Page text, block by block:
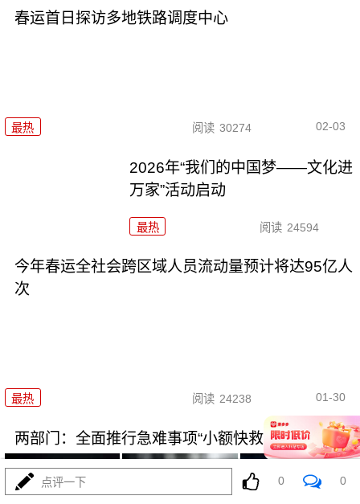
春运首日探访多地铁路调度中心
最热 阅读 30274 02-03
2026年“我们的中国梦——文化进
万家”活动启动
最热 阅读 24594
今年春运全社会跨区域人员流动量预计将达95亿人
次
最热 阅读 24238 01-30
两部门：全面推行急难事项“小额快救”
点评一下 0 0